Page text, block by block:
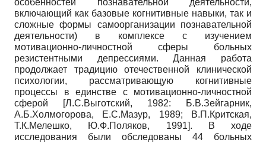
включающий как базовые когнитивные навыки, так и
сложные формы самоорганизации познавательной
деятельности) в комплексе с изучением
мотивационно-личностной сферы больных
резистентными депрессиями. Данная работа
продолжает традицию отечественной клинической
психологии, рассматривающую когнитивные
процессы в единстве с мотивационно-личностной
сферой [Л.С.Выготский, 1982: Б.В.Зейгарник,
А.Б.Холмогорова, Е.С.Мазур, 1989; В.П.Критская,
Т.К.Мелешко, Ю.Ф.Поляков, 1991]. В ходе
исследования были обследованы 44 больных